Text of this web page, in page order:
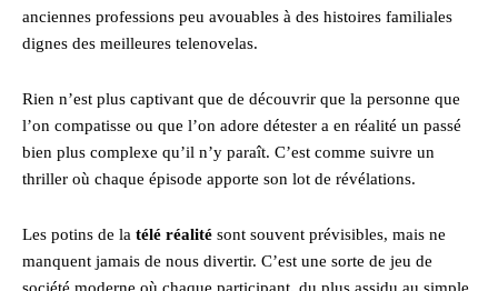
anciennes professions peu avouables à des histoires familiales
dignes des meilleures telenovelas.
Rien n’est plus captivant que de découvrir que la personne que
l’on compatisse ou que l’on adore détester a en réalité un passé
bien plus complexe qu’il n’y paraît. C’est comme suivre un
thriller où chaque épisode apporte son lot de révélations.
Les potins de la télé réalité sont souvent prévisibles, mais ne
manquent jamais de nous divertir. C’est une sorte de jeu de
société moderne où chaque participant, du plus assidu au simple